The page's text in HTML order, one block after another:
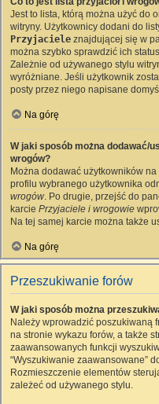
Jest to lista, którą można użyć do
witryny. Użytkownicy dodani do
Przyjaciele znajdującej się w
można szybko sprawdzić ich
Zależnie od używanego stylu
wyróżniane. Jeśli użytkownik
posty przez niego napisane
Na górę
W jaki sposób można dodawać/
wrogów?
Można dodawać użytkowników
profilu wybranego użytkownika
wrogów. Po drugie, przejść do
karcie Przyjaciele i wrogowie
Na tej samej karcie można także
Na górę
Przeszukiwanie forów
W jaki sposób można
Należy wprowadzić poszukiwaną
na stronie wykazu forów, a także
zaawansowanych funkcji
“Wyszukiwanie zaawansowane”
Rozmieszczenie elementów
zależeć od używanego stylu.